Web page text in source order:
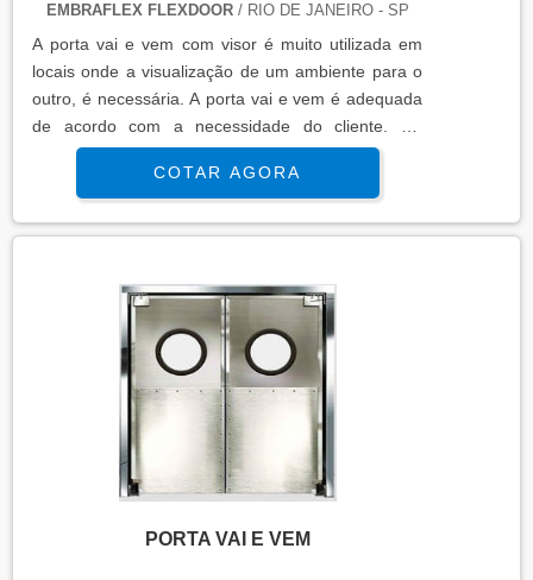
EMBRAFLEX FLEXDOOR / RIO DE JANEIRO - SP
A porta vai e vem com visor é muito utilizada em
locais onde a visualização de um ambiente para o
outro, é necessária. A porta vai e vem é adequada
de acordo com a necessidade do cliente. Na
Embraflex, você encontra modelos para utilização
de acordo com seu projeto. Entre em contato e
consulte. Solicite seu orçamento!..
COTAR AGORA
PORTA VAI E VEM